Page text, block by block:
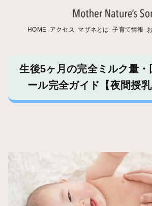
HOME アクセス マザネとは 子育て情報
生後5ヶ月の完全ミルク量・
ール完全ガイド【夜間授乳